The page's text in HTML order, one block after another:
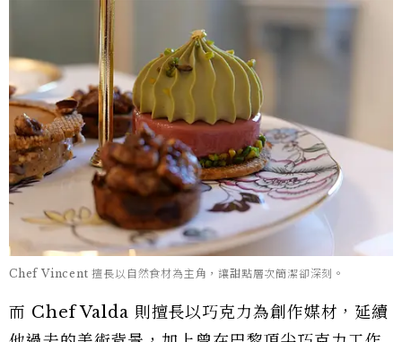
Chef Vincent 擅長以自然食材為主角，讓甜點層次簡潔卻深刻。
而 Chef Valda 則擅長以巧克力為創作媒材，延續